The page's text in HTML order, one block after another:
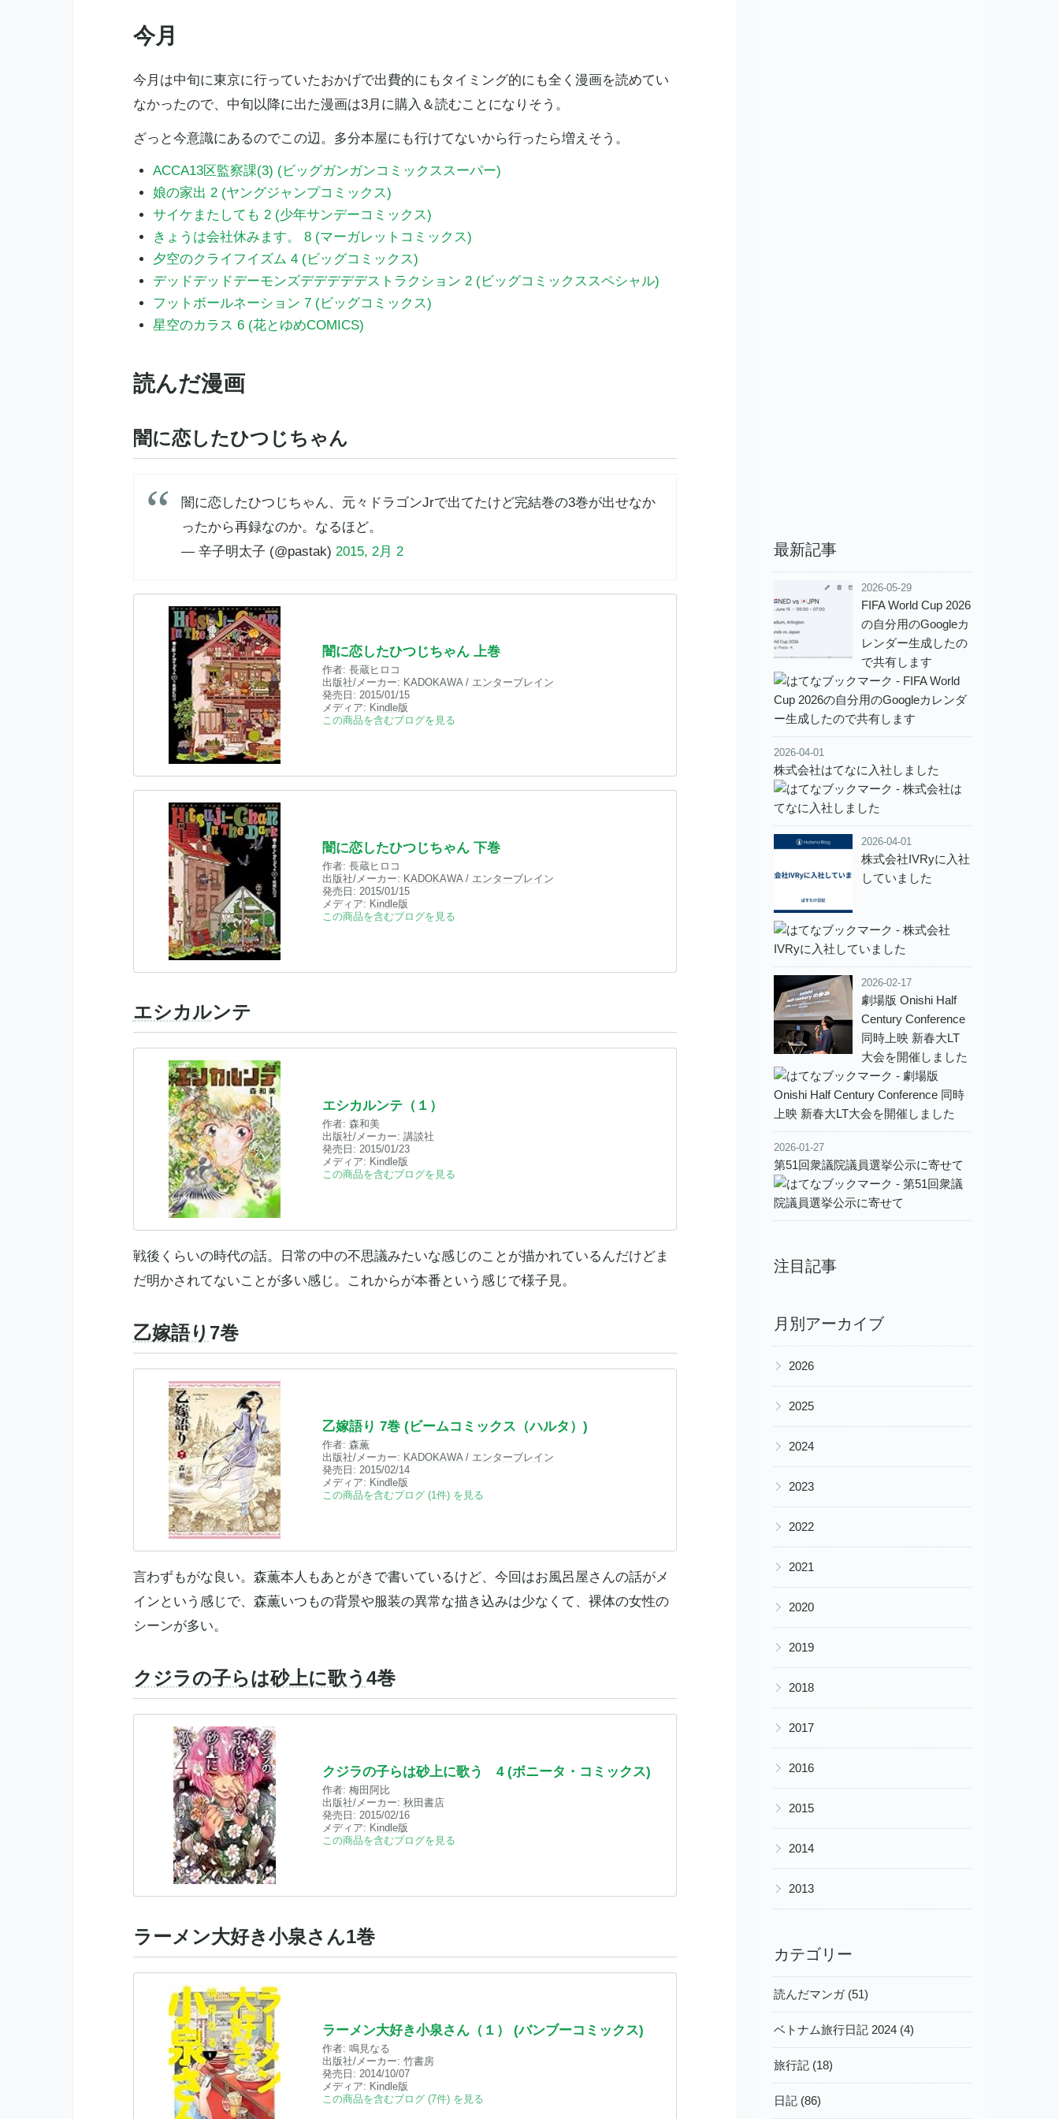
今月
今月は中旬に東京に行っていたおかげで出費的にもタイミング的にも全く漫画を読めてい
なかったので、中旬以降に出た漫画は3月に購入＆読むことになりそう。
ざっと今意識にあるのでこの辺。多分本屋にも行けてないから行ったら増えそう。
ACCA13区監察課(3) (ビッグガンガンコミックススーパー)
娘の家出 2 (ヤングジャンプコミックス)
サイケまたしても 2 (少年サンデーコミックス)
きょうは会社休みます。 8 (マーガレットコミックス)
夕空のクライフイズム 4 (ビッグコミックス)
デッドデッドデーモンズデデデデデストラクション 2 (ビッグコミックススペシャル)
フットボールネーション 7 (ビッグコミックス)
星空のカラス 6 (花とゆめCOMICS)
読んだ漫画
闇に恋したひつじちゃん
闇に恋したひつじちゃん、元々ドラゴンJrで出てたけど完結巻の3巻が出せなか
ったから再録なのか。なるほど。
— 辛子明太子 (@pastak) 2015, 2月 2
闇に恋したひつじちゃん 上巻
作者: 長蔵ヒロコ
出版社/メーカー: KADOKAWA/ エンターブレイン
発売日: 2015/01/15
メディア: Kindle版
この商品を含むブログを見る
闇に恋したひつじちゃん 下巻
作者: 長蔵ヒロコ
出版社/メーカー: KADOKAWA/ エンターブレイン
発売日: 2015/01/15
メディア: Kindle版
この商品を含むブログを見る
エシカルンテ
エシカルンテ（１）
作者: 森和美
出版社/メーカー: 講談社
発売日: 2015/01/23
メディア: Kindle版
この商品を含むブログを見る
戦後くらいの時代の話。日常の中の不思議みたいな感じのことが描かれているんだけどま
だ明かされてないことが多い感じ。これからが本番という感じで様子見。
乙嫁語り 7巻
乙嫁語り 7巻 (ビームコミックス（ハルタ）)
作者: 森薫
出版社/メーカー: KADOKAWA/ エンターブレイン
発売日: 2015/02/14
メディア: Kindle版
この商品を含むブログ (1件) を見る
言わずもがな良い。 森薫本人もあとがきで書いているけど、今回はお風呂屋さんの話がメ
インという感じで、 森薫いつもの背景や服装の異常な描き込みは少なくて、裸体の女性の
シーンが多い。
クジラの子らは砂上に歌う 4巻
クジラの子らは砂上に歌う 4 (ボニータ・コミックス)
作者: 梅田阿比
出版社/メーカー: 秋田書店
発売日: 2015/02/16
メディア: Kindle版
この商品を含むブログを見る
ラーメン大好き小泉さん1巻
ラーメン大好き小泉さん（１） (バンブーコミックス)
作者: 鳴見なる
出版社/メーカー: 竹書房
発売日: 2014/10/07
メディア: Kindle版
この商品を含むブログ (7件) を見る
最新記事
2026-05-29
FIFA World Cup 2026
の自分用のGoogleカ
レンダー生成したの
で共有します
2026-04-01
株式会社はてなに入社しました
2026-04-01
株式会社IVRyに入社
していました
2026-02-17
劇場版 Onishi Half
Century Conference
同時上映 新春大LT
大会を開催しました
2026-01-27
第51回衆議院議員選挙公示に寄せて
注目記事
月別アーカイブ
▶ 2026
▶ 2025
▶ 2024
▶ 2023
▶ 2022
▶ 2021
▶ 2020
▶ 2019
▶ 2018
▶ 2017
▶ 2016
▶ 2015
▶ 2014
▶ 2013
カテゴリー
読んだマンガ (51)
ベトナム旅行日記 2024 (4)
旅行記 (18)
日記 (86)